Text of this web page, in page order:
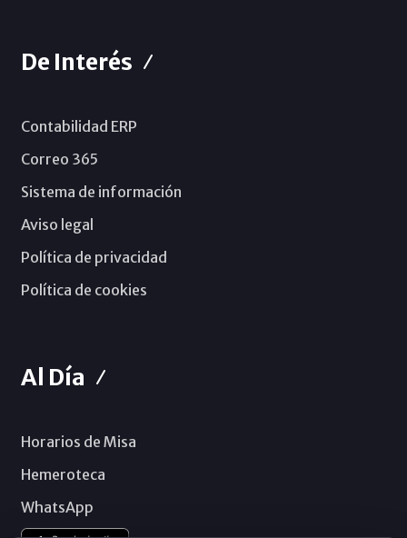
De Interés
Contabilidad ERP
Correo 365
Sistema de información
Aviso legal
Política de privacidad
Política de cookies
Al Día
Horarios de Misa
Hemeroteca
WhatsApp